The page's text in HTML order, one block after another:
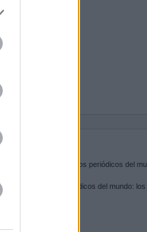
la puerta de entrada a los periódicos del
portadas de los periódicos del mundo:
del mundo.